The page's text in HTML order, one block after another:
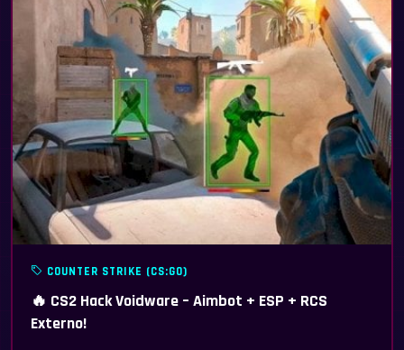
COUNTER STRIKE (CS:GO)
🔥 CS2 Hack Voidware – Aimbot + ESP + RCS
Externo!